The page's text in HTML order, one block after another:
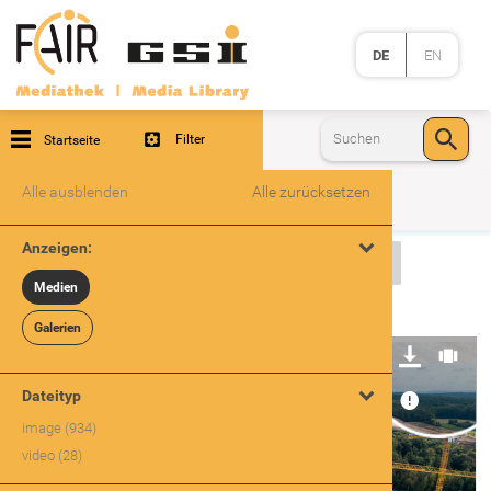
DE EN
Startseite Filter
Alle ausblenden Alle zurücksetzen
Anzeigen:
Medien
Galerien
Dateityp
image (934)
video (28)
SubCategoriesEN
Medien 962